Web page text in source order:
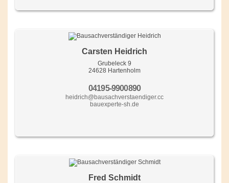
Carsten Heidrich
Grubeleck 9
24628 Hartenholm
04195-9900890
heidrich@bausachverstaendiger.cc
bauexperte-sh.de
Fred Schmidt